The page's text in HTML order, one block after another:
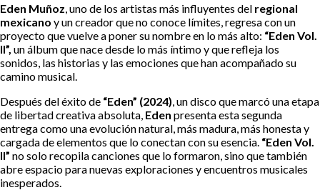
Eden Muñoz, uno de los artistas más influyentes del regional
mexicano y un creador que no conoce límites, regresa con un
proyecto que vuelve a poner su nombre en lo más alto: “Eden Vol.
II”, un álbum que nace desde lo más íntimo y que refleja los
sonidos, las historias y las emociones que han acompañado su
camino musical.
Después del éxito de “Eden” (2024), un disco que marcó una etapa
de libertad creativa absoluta, Eden presenta esta segunda
entrega como una evolución natural, más madura, más honesta y
cargada de elementos que lo conectan con su esencia. “Eden Vol.
II” no solo recopila canciones que lo formaron, sino que también
abre espacio para nuevas exploraciones y encuentros musicales
inesperados.